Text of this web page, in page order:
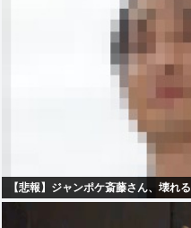
【悲報】ジャンポケ斎藤さん、壊れる